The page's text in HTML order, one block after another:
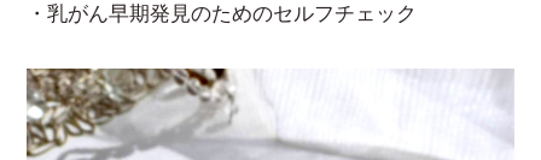
・乳がん早期発見のためのセルフチェック